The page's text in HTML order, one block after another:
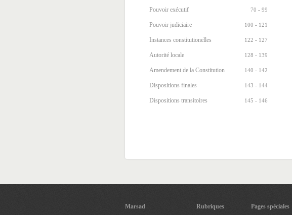
70 - 99
Pouvoir exécutif
100 - 121
Pouvoir judiciaire
122 - 127
Instances constitutionelles
128 - 139
Autorité locale
140 - 142
Amendement de la Constitution
143 - 144
Dispositions finales
145 - 146
Dispositions transitoires
Marsad Rubriques Pages spéciales